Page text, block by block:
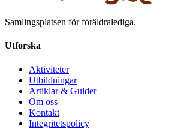
Samlingsplatsen för föräldralediga.
Utforska
Aktiviteter
Utbildningar
Artiklar & Guider
Om oss
Kontakt
Integritetspolicy